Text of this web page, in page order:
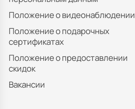
Положение о видеонаблюдении
Положение о подарочных
сертификатах
Положение о предоставлении
скидок
Вакансии